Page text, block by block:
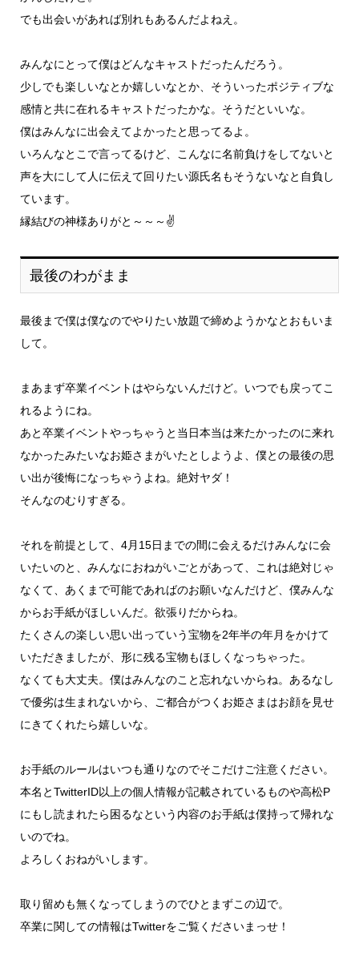
でも出会いがあれば別れもあるんだよねえ。
みんなにとって僕はどんなキャストだったんだろう。
少しでも楽しいなとか嬉しいなとか、そういったポジティブな
感情と共に在れるキャストだったかな。そうだといいな。
僕はみんなに出会えてよかったと思ってるよ。
いろんなとこで言ってるけど、こんなに名前負けをしてないと
声を大にして人に伝えて回りたい源氏名もそうないなと自負し
ています。
縁結びの神様ありがと～～～✌️
最後のわがまま
最後まで僕は僕なのでやりたい放題で締めようかなとおもいま
して。
まあまず卒業イベントはやらないんだけど。いつでも戻ってこ
れるようにね。
あと卒業イベントやっちゃうと当日本当は来たかったのに来れ
なかったみたいなお姫さまがいたとしようよ、僕との最後の思
い出が後悔になっちゃうよね。絶対ヤダ！
そんなのむりすぎる。
それを前提として、4月15日までの間に会えるだけみんなに会
いたいのと、みんなにおねがいごとがあって、これは絶対じゃ
なくて、あくまで可能であればのお願いなんだけど、僕みんな
からお手紙がほしいんだ。欲張りだからね。
たくさんの楽しい思い出っていう宝物を2年半の年月をかけて
いただきましたが、形に残る宝物もほしくなっちゃった。
なくても大丈夫。僕はみんなのこと忘れないからね。あるなし
で優劣は生まれないから、ご都合がつくお姫さまはお顔を見せ
にきてくれたら嬉しいな。
お手紙のルールはいつも通りなのでそこだけご注意ください。
本名とTwitterID以上の個人情報が記載されているものや高松P
にもし読まれたら困るなという内容のお手紙は僕持って帰れな
いのでね。
よろしくおねがいします。
取り留めも無くなってしまうのでひとまずこの辺で。
卒業に関しての情報はTwitterをご覧くださいまっせ！